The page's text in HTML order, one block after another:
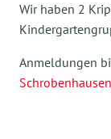
Wir haben 2
Anmeldungen
Schrobenhausen